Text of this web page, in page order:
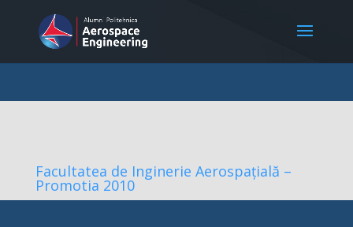
Facultatea de Inginerie Aerospațială –
Promotia 2010